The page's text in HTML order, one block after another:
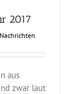
2017
aus
zwar laut